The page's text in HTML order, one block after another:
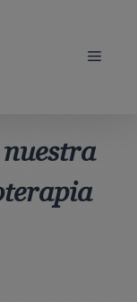
Menú